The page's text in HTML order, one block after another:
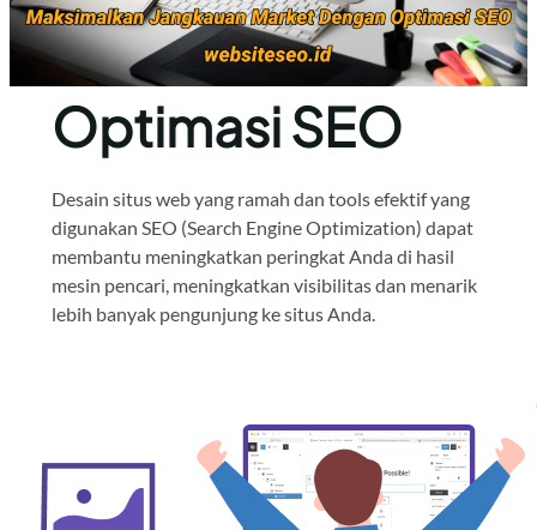
Optimasi SEO
Desain situs web yang ramah dan tools efektif yang
digunakan SEO (Search Engine Optimization) dapat
membantu meningkatkan peringkat Anda di hasil
mesin pencari, meningkatkan visibilitas dan menarik
lebih banyak pengunjung ke situs Anda.